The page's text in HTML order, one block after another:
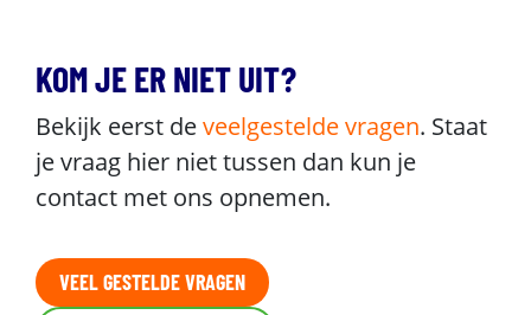
KOM JE ER NIET UIT?
Bekijk eerst deveelgestelde vragen. Staat
je vraag hier niet tussen dan kun je
contact met ons opnemen.
VEEL GESTELDE VRAGEN